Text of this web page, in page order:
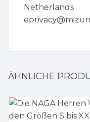
Netherlands
ÄHNLICHE